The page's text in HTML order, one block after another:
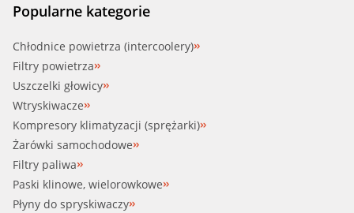
Popularne kategorie
Chłodnice powietrza (intercoolery)
Filtry powietrza
Uszczelki głowicy
Wtryskiwacze
Kompresory klimatyzacji (sprężarki)
Żarówki samochodowe
Filtry paliwa
Paski klinowe, wielorowkowe
Płyny do spryskiwaczy